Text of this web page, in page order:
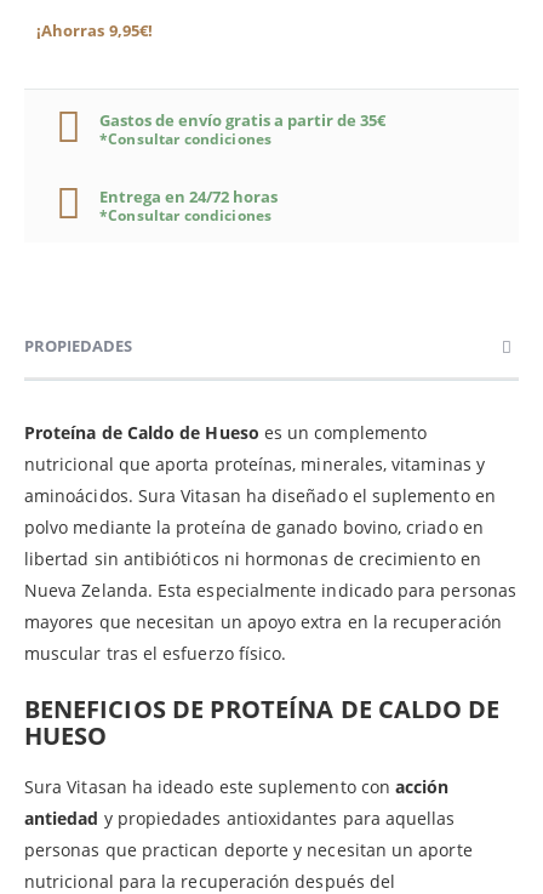
¡Ahorras 9,95€!
Gastos de envío gratis a partir de 35€
*Consultar condiciones
Entrega en 24/72 horas
*Consultar condiciones
PROPIEDADES
Proteína de Caldo de Hueso es un complemento
nutricional que aporta proteínas, minerales, vitaminas y
aminoácidos. Sura Vitasan ha diseñado el suplemento en
polvo mediante la proteína de ganado bovino, criado en
libertad sin antibióticos ni hormonas de crecimiento en
Nueva Zelanda. Esta especialmente indicado para personas
mayores que necesitan un apoyo extra en la recuperación
muscular tras el esfuerzo físico.
BENEFICIOS DE PROTEÍNA DE CALDO DE
HUESO
Sura Vitasan ha ideado este suplemento conacción
antiedad y propiedades antioxidantes para aquellas
personas que practican deporte y necesitan un aporte
nutricional para la recuperación después del